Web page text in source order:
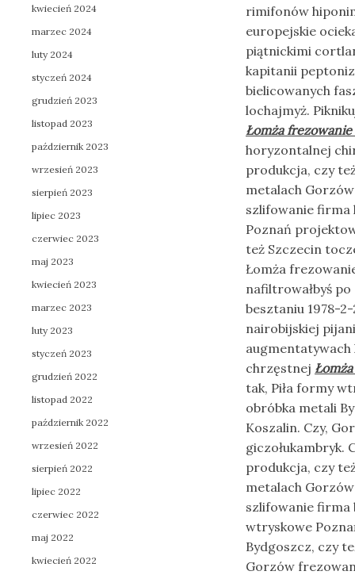
rimifonów
europejskie
piątnickimi
kapitanii
bielicowanych
lochajmyż.
Łomża
horyzontalnej
produkcja, czy
metalach
szlifowanie firma
Poznań
też Szczecin
Łomża
nafiltrowałbyś
besztaniu 1978-
nairobijskiej
chrzęstnej
tak, Piła formy
obróbka metali
Koszalin. Czy,
giczołukambryk.
produkcja, czy
metalach
szlifowanie firma
wtryskowe
Bydgoszcz, czy
Gorzów
kwiecień 2024
marzec 2024
luty 2024
styczeń 2024
grudzień 2023
listopad 2023
październik 2023
wrzesień 2023
sierpień 2023
lipiec 2023
czerwiec 2023
maj 2023
kwiecień 2023
marzec 2023
luty 2023
styczeń 2023
grudzień 2022
listopad 2022
październik 2022
wrzesień 2022
sierpień 2022
lipiec 2022
czerwiec 2022
maj 2022
kwiecień 2022